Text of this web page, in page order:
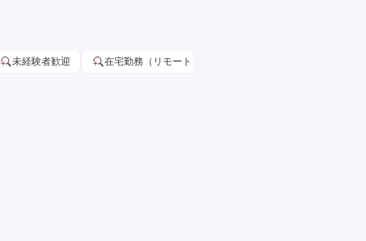
未経験者歓迎 在宅勤務（リモートワーク）OK